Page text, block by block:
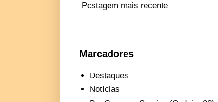
Postagem mais recente
Marcadores
Destaques
Notícias